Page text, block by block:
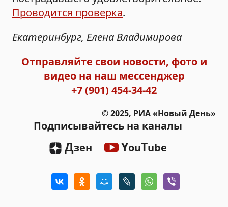
Проводится проверка.
Екатеринбург, Елена Владимирова
Отправляйте свои новости, фото и
видео на наш мессенджер
+7 (901) 454-34-42
© 2025, РИА «Новый День»
Подписывайтесь на каналы
Дзен YouTube